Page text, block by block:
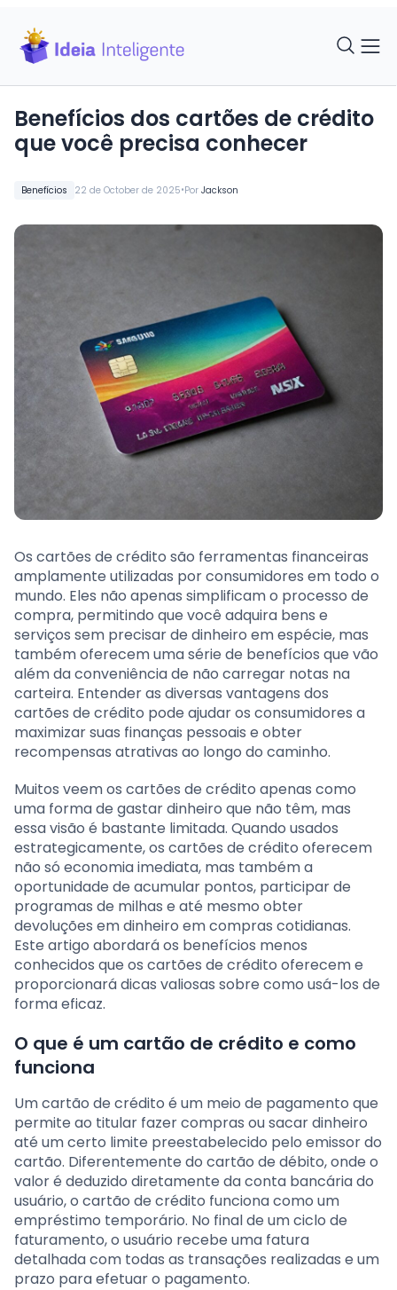
Benefícios 22 de October de 2025•Por Jackson
Benefícios dos cartões de crédito
que você precisa conhecer
Os cartões de crédito são ferramentas financeiras
amplamente utilizadas por consumidores em todo o
mundo. Eles não apenas simplificam o processo de
compra, permitindo que você adquira bens e
serviços sem precisar de dinheiro em espécie, mas
também oferecem uma série de benefícios que vão
além da conveniência de não carregar notas na
carteira. Entender as diversas vantagens dos
cartões de crédito pode ajudar os consumidores a
maximizar suas finanças pessoais e obter
recompensas atrativas ao longo do caminho.
Muitos veem os cartões de crédito apenas como
uma forma de gastar dinheiro que não têm, mas
essa visão é bastante limitada. Quando usados
estrategicamente, os cartões de crédito oferecem
não só economia imediata, mas também a
oportunidade de acumular pontos, participar de
programas de milhas e até mesmo obter
devoluções em dinheiro em compras cotidianas.
Este artigo abordará os benefícios menos
conhecidos que os cartões de crédito oferecem e
proporcionará dicas valiosas sobre como usá-los de
forma eficaz.
O que é um cartão de crédito e como
funciona
Um cartão de crédito é um meio de pagamento que
permite ao titular fazer compras ou sacar dinheiro
até um certo limite preestabelecido pelo emissor do
cartão. Diferentemente do cartão de débito, onde o
valor é deduzido diretamente da conta bancária do
usuário, o cartão de crédito funciona como um
empréstimo temporário. No final de um ciclo de
faturamento, o usuário recebe uma fatura
detalhada com todas as transações realizadas e um
prazo para efetuar o pagamento.